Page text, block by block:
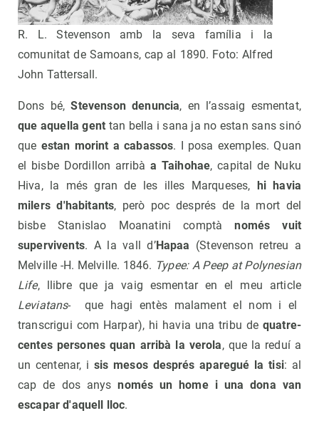
R. L. Stevenson amb la seva família i la
comunitat de Samoans, cap al 1890. Foto: Alfred
John Tattersall.
Dons bé,Stevenson denuncia, en l’assaig esmentat,
que aquella gent tan bella i sana ja no estan sans sinó
que estan morint a cabassos. I posa exemples. Quan
el bisbe Dordillon arribà a Taihohae, capital de Nuku
Hiva, la més gran de les illes Marqueses,
hi havia
milers d'habitants, però poc després de la mort del
bisbe Stanislao Moanatini comptànomés vuit
supervivents. A la vall d’Hapaa (Stevenson retreu a
Melville -H. Melville. 1846. Typee: A Peep at Polynesian
Life, llibre que ja vaig esmentar en el meu article
Leviatans- que hagi entès malament el nom i el
transcrigui com Harpar), hi havia una tribu de quatre-
centes persones quan arribà la verola, que la reduí a
un centenar, i sis mesos després aparegué la tisi: al
cap de dos anysnomés un home i una dona van
escapar d'aquell lloc.